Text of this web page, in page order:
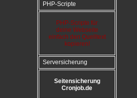
PHP-Scripte
PHP-Scripte für
deine Webseite
einfach den Quelltext
kopieren!
Serversicherung
Seitensicherung
Cronjob.de